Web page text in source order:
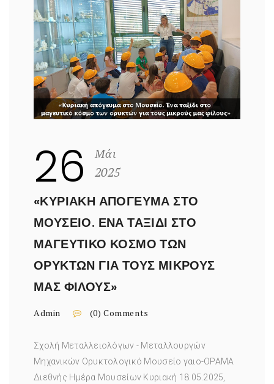
26
Μάι
2025
«ΚΥΡΙΑΚΉ ΑΠΌΓΕΥΜΑ ΣΤΟ
ΜΟΥΣΕΊΟ. ΈΝΑ ΤΑΞΊΔΙ ΣΤΟ
ΜΑΓΕΥΤΙΚΌ ΚΌΣΜΟ ΤΩΝ
ΟΡΥΚΤΏΝ ΓΙΑ ΤΟΥΣ ΜΙΚΡΟΎΣ
ΜΑΣ ΦΊΛΟΥΣ»
Admin (0) Comments
Σχολή Μεταλλειολόγων - Μεταλλουργών
Μηχανικών Ορυκτολογικό Μουσείο γαιο-ΟΡΑΜΑ
Διεθνής Ημέρα Μουσείων Κυριακή 18.05.2025,